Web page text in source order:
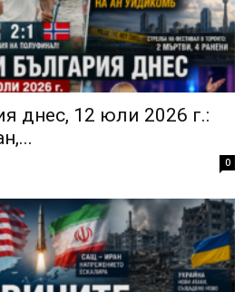
днес, 12 юли 2026 г.:
0